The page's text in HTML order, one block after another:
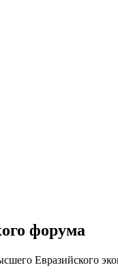
форума
Евразийского